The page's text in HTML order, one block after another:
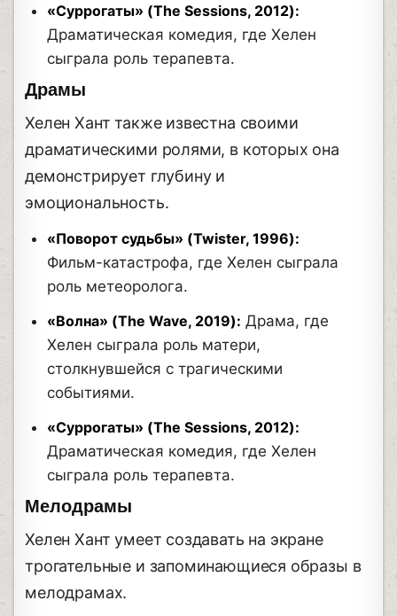
«Суррогаты» (The Sessions, 2012):
Драматическая комедия, где Хелен
сыграла роль терапевта.
Драмы
Хелен Хант также известна своими
драматическими ролями, в которых она
демонстрирует глубину и
эмоциональность.
«Поворот судьбы» (Twister, 1996):
Фильм-катастрофа, где Хелен сыграла
роль метеоролога.
«Волна» (The Wave, 2019): Драма, где
Хелен сыграла роль матери,
столкнувшейся с трагическими
событиями.
«Суррогаты» (The Sessions, 2012):
Драматическая комедия, где Хелен
сыграла роль терапевта.
Мелодрамы
Хелен Хант умеет создавать на экране
трогательные и запоминающиеся образы в
мелодрамах.